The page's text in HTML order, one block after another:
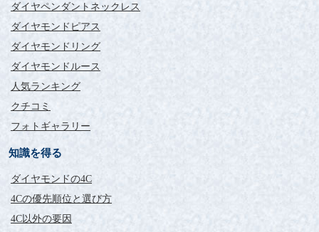
ダイヤペンダントネックレス
ダイヤモンドピアス
ダイヤモンドリング
ダイヤモンドルース
人気ランキング
クチコミ
フォトギャラリー
知識を得る
ダイヤモンドの4C
4Cの優先順位と選び方
4C以外の要因